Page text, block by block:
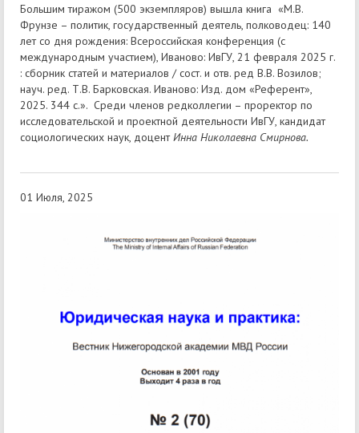
Большим тиражом (500 экземпляров) вышла книга «М.В.
Фрунзе – политик, государственный деятель, полководец: 140
лет со дня рождения: Всероссийская конференция (с
международным участием), Иваново: ИвГУ, 21 февраля 2025 г.
: сборник статей и материалов / сост. и отв. ред В.В. Возилов;
науч. ред. Т.В. Барковская. Иваново: Изд. дом «Референт»,
2025. 344 с.». Среди членов редколлегии – проректор по
исследовательской и проектной деятельности ИвГУ, кандидат
социологических наук, доцентИнна Николаевна Смирнова.
01 Июля, 2025